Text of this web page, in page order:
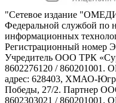
"Сетевое издание
Федеральной службой по
информационных
Регистрационный номер
Учредитель ООО ТРК
8602276120 / 860201001.
адрес: 628403, ХМАО-
Победы, 27/2. Партнер
8602303021 / 860201001.